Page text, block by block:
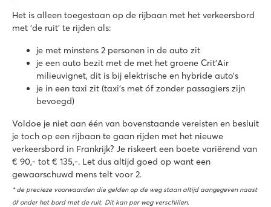
Het is alleen toegestaan op de rijbaan met het verkeersbord
met 'de ruit' te rijden als:
je met minstens 2 personen in de auto zit
je een auto bezit met de met het groene Crit’Air
milieuvignet, dit is bij elektrische en hybride auto’s
je in een taxi zit (taxi's met óf zonder passagiers zijn
bevoegd)
Voldoe je niet aan één van bovenstaande vereisten en besluit
je toch op een rijbaan te gaan rijden met het nieuwe
verkeersbord in Frankrijk? Je riskeert een boete variërend van
€ 90,- tot € 135,-. Let dus altijd goed op want een
gewaarschuwd mens telt voor 2.
* de precieze voorwaarden die gelden op de weg staan altijd aangegeven naast
óf onder het bord met de ruit. Dit kan per weg verschillen.